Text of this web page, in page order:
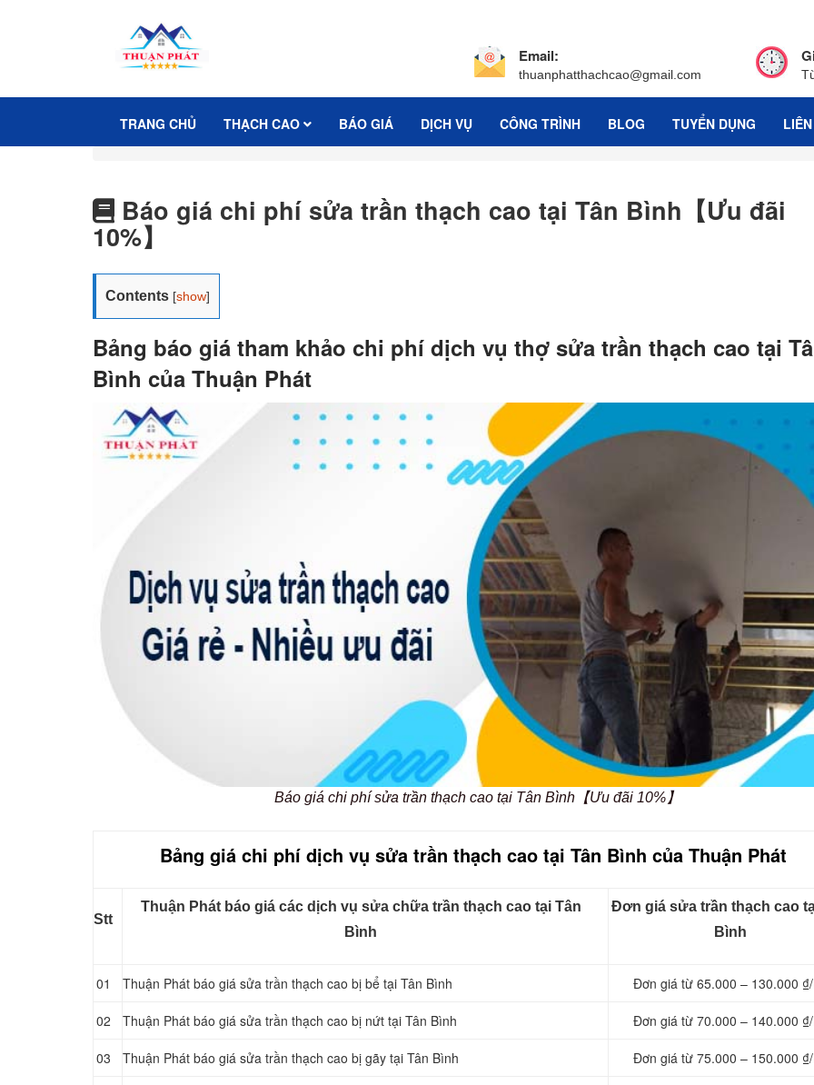
Email:
thuanphatthachcao@gmail.com
TRANG CHỦ THẠCH CAO BÁO GIÁ DỊCH VỤ CÔNG TRÌNH BLOG TUYỂN DỤNG
Báo giá chi phí sửa trần thạch cao tại Tân Bình【Ưu đãi
10%】
Contents [show]
Bảng báo giá tham khảo chi phí dịch vụ thợ sửa trần thạch cao tại
Bình của Thuận Phát
Báo giá chi phí sửa trần thạch cao tại Tân Bình【Ưu đãi 10%】
Bảng giá chi phí dịch vụ sửa trần thạch cao tại Tân Bình của Thuận Phát
Stt
Thuận Phát báo giá các dịch vụ sửa chữa trần thạch cao tại Tân
Bình
Đơn giá sửa trần thạch cao
Bình
01 Thuận Phát báo giá sửa trần thạch cao bị bể tại Tân Bình Đơn giá từ 65.000 – 130.000 ₫/
02 Thuận Phát báo giá sửa trần thạch cao bị nứt tại Tân Bình Đơn giá từ 70.000 – 140.000 ₫/
03 Thuận Phát báo giá sửa trần thạch cao bị gãy tại Tân Bình Đơn giá từ 75.000 – 150.000 ₫/